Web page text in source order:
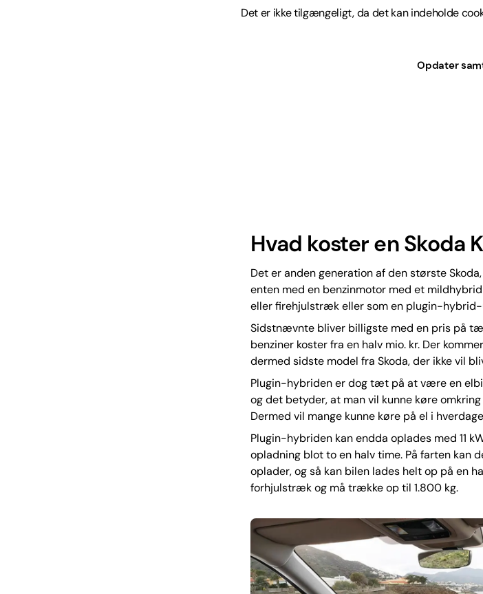
Det er ikke tilgængeligt, da det kan indeholde
Opdater
Hvad koster en Skoda
Det er anden generation af den største
enten med en benzinmotor med et
eller firehjulstræk eller som en plugin-hybrid-
Sidstnævnte bliver billigste med en pris på
benziner koster fra en halv mio. kr. Der
dermed sidste model fra Skoda, der ikke vil
Plugin-hybriden er dog tæt på at være en
og det betyder, at man vil kunne køre
Dermed vil mange kunne køre på el i
Plugin-hybriden kan endda oplades med 11
opladning blot to en halv time. På farten kan
oplader, og så kan bilen lades helt op på en
forhjulstræk og må trække op til 1.800 kg.